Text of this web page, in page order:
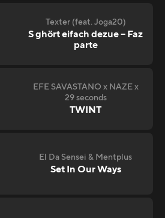
Texter (feat. Joga20)
S ghört eifach dezue – Faz
parte
EFE SAVASTANO x NAZE x
29 seconds
TWINT
El Da Sensei & Mentplus
Set In Our Ways